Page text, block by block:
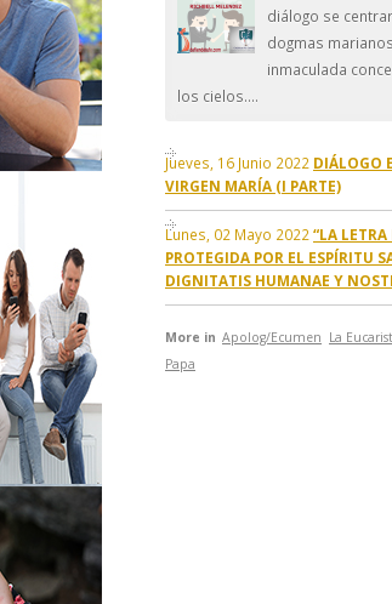
diálogo se
dogmas
inmaculada
los cielos....
Jueves, 16 Junio 2022 DIÁLOGO
VIRGEN MARÍA (I PARTE)
Lunes, 02 Mayo 2022 “LA
PROTEGIDA POR EL ESPÍRITU
DIGNITATIS HUMANAE Y
More in Apolog/Ecumen La
Papa